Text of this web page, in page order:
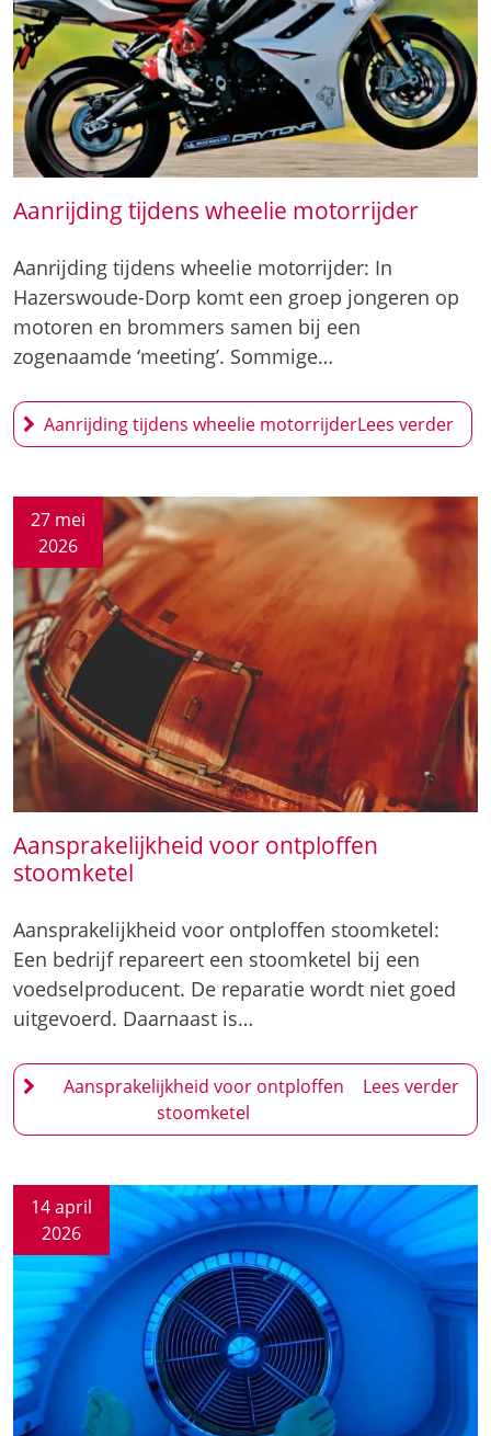
Aanrijding tijdens wheelie motorrijder
Aanrijding tijdens wheelie motorrijder: In
Hazerswoude-Dorp komt een groep jongeren op
zogenaamde ‘meeting’. Sommige…
Aanrijding tijdens wheelie motorrijder
2026
Aansprakelijkheid voor ontploffen
stoomketel
Aansprakelijkheid voor ontploffen stoomketel:
voedselproducent. De reparatie wordt niet goed
uitgevoerd. Daarnaast is…
Aansprakelijkheid voor ontploffen
stoomketel
14 april
2026
Aansprakelijkheid zonnestudio voor
brandwonden